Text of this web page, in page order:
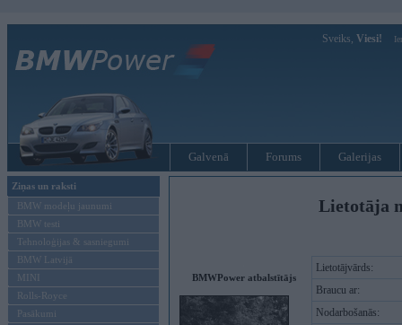
Sveiks, Viesi!
Galvenā Forums Galerijas
Ziņas un raksti
BMW modeļu jaunumi
BMW testi
Tehnoloģijas & sasniegumi
BMW Latvijā
MINI
Rolls-Royce
Pasākumi
Lietotāja
BMWPower atbalstītājs
Lietotājvārds:
Braucu ar:
Nodarbošanās: